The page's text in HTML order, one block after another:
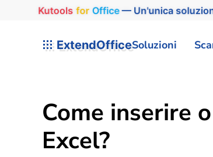
Kutools for Office— Un'unica
ExtendOfficeSoluzioni
Come inserire
Excel?